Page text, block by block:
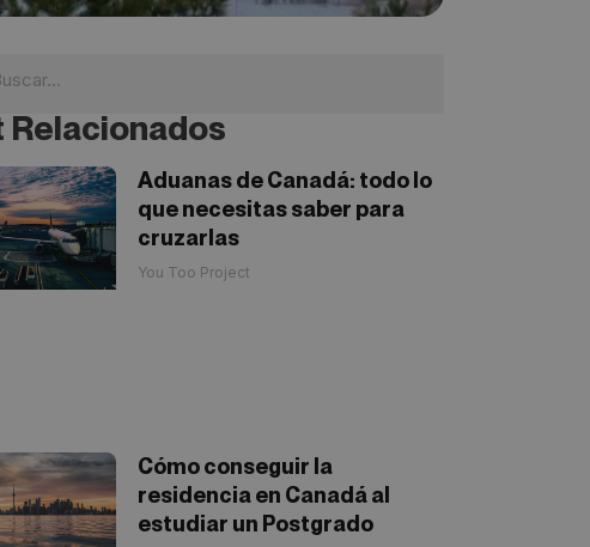
Relacionados
Aduanas de Canadá: todo lo
que necesitas saber para
cruzarlas
You Too Project
Cómo conseguir la
residencia en Canadá al
estudiar un Postgrado